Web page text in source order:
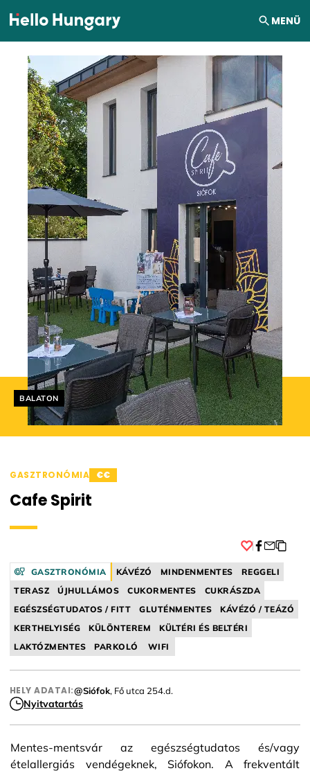
Ugrás a tartalomhoz MENÜ
Helyszín címkék:
BALATON
GASZTRONÓMIA €€
Cafe Spirit
GASZTRONÓMIA KÁVÉZÓ MINDENMENTES
REGGELI
TERASZ
ÚJHULLÁMOS CUKORMENTES
CUKRÁSZDA
EGÉSZSÉGTUDATOS / FITT
GLUTÉNMENTES
KÁVÉZÓ / TEÁZÓ
KERTHELYISÉG
KÜLÖNTEREM
KÜLTÉRI ÉS BELTÉRI
LAKTÓZMENTES
PARKOLÓ WIFI
HELY ADATAI:@Siófok, Fő utca 254.d.
Nyitvatartás
Mentes-mentsvár az egészségtudatos és/vagy
ételallergiás vendégeknek, Siófokon. A frekventált